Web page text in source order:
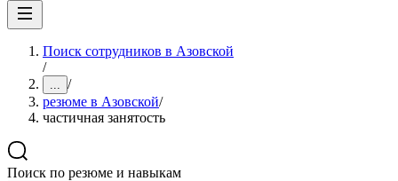
Поиск сотрудников в Азовской
/
... /
резюме в Азовской/
частичная занятость
Поиск по резюме и навыкам